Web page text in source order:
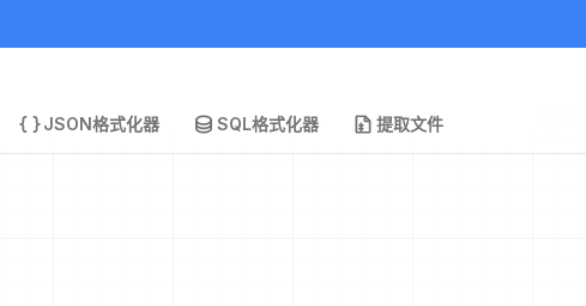
JSON格式化器 SQL格式化器 提取文件